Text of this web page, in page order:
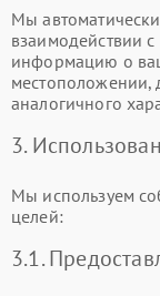
Мы
взаимодействии
информацию о
местоположении,
аналогичного
3.
Мы используем
целей:
3.1.